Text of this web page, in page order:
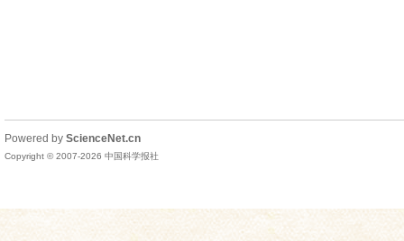
Powered by ScienceNet.cn
Copyright © 2007-2026 中国科学报社